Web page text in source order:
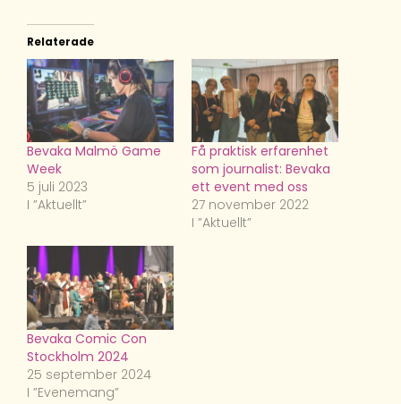
Relaterade
Bevaka Malmö Game
Week
5 juli 2023
I ”Aktuellt”
Få praktisk erfarenhet
som journalist: Bevaka
ett event med oss
27 november 2022
I ”Aktuellt”
Bevaka Comic Con
Stockholm 2024
25 september 2024
I ”Evenemang”